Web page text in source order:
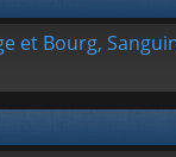
et Bourg,